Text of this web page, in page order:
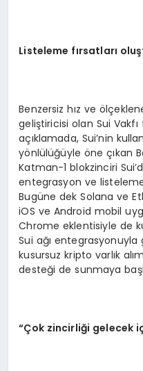
Listeleme fırsatları
Benzersiz hız ve
geliştiricisi olan Sui Vakfı
açıklamada, Sui’nin
yönlülüğüyle öne çıkan
Katman-1 blokzinciri
entegrasyon ve
Bugüne dek Solana ve
iOS ve Android mobil
Chrome eklentisiyle de
Sui ağı
kusursuz kripto varlık
desteği de sunmaya
“Çok zincirliği gelecek